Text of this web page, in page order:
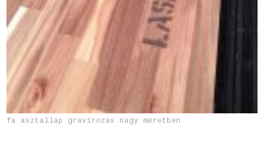
fa asztallap gravírozás nagy méretben